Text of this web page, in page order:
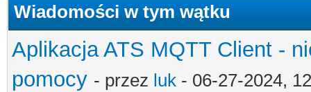
Wiadomości w tym wątku
Aplikacja ATS MQTT Client -
pomocy - przez luk - 06-27-2024,